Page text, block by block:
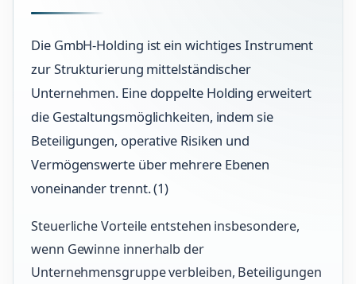
Die GmbH-Holding ist ein wichtiges Instrument
zur Strukturierung mittelständischer
Unternehmen. Eine doppelte Holding erweitert
die Gestaltungsmöglichkeiten, indem sie
Beteiligungen, operative Risiken und
Vermögenswerte über mehrere Ebenen
voneinander trennt. (1)
Steuerliche Vorteile entstehen insbesondere,
wenn Gewinne innerhalb der
Unternehmensgruppe verbleiben, Beteiligungen